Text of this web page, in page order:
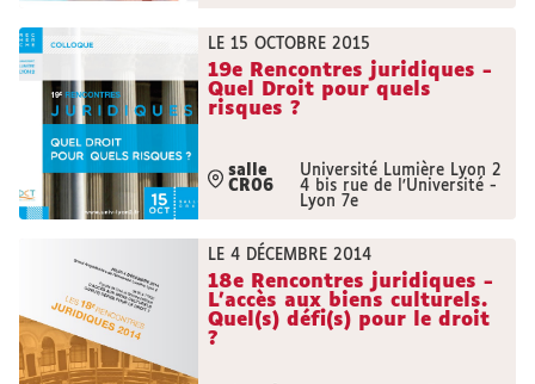
LE 15 OCTOBRE 2015
19e Rencontres juridiques -
Quel Droit pour quels
risques ?
salle
CR06
Université Lumière Lyon 2
4 bis rue de l'Université -
Lyon 7e
LE 4 DÉCEMBRE 2014
18e Rencontres juridiques -
L'accès aux biens culturels.
Quel(s) défi(s) pour le droit
?